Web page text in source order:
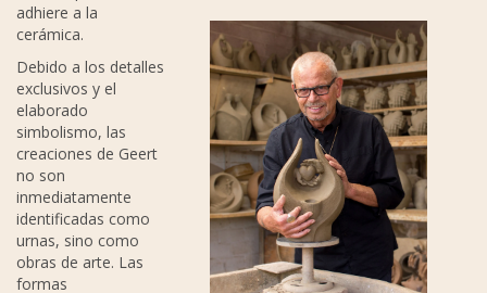
adhiere a la
cerámica.
Debido a los detalles
exclusivos y el
elaborado
simbolismo, las
creaciones de Geert
no son
inmediatamente
identificadas como
urnas, sino como
obras de arte. Las
formas